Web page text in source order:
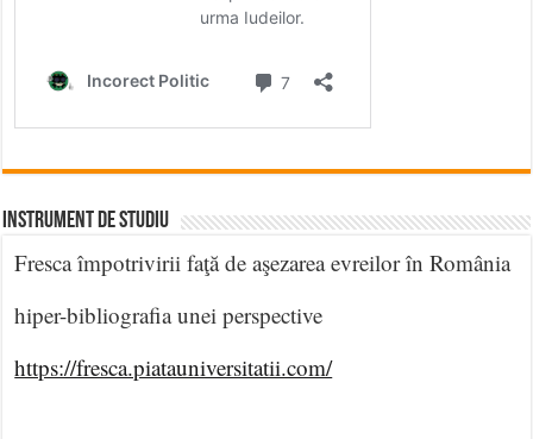
INSTRUMENT DE STUDIU
Fresca împotrivirii faţă de aşezarea evreilor în România
hiper-bibliografia unei perspective
https://fresca.piatauniversitatii.com/